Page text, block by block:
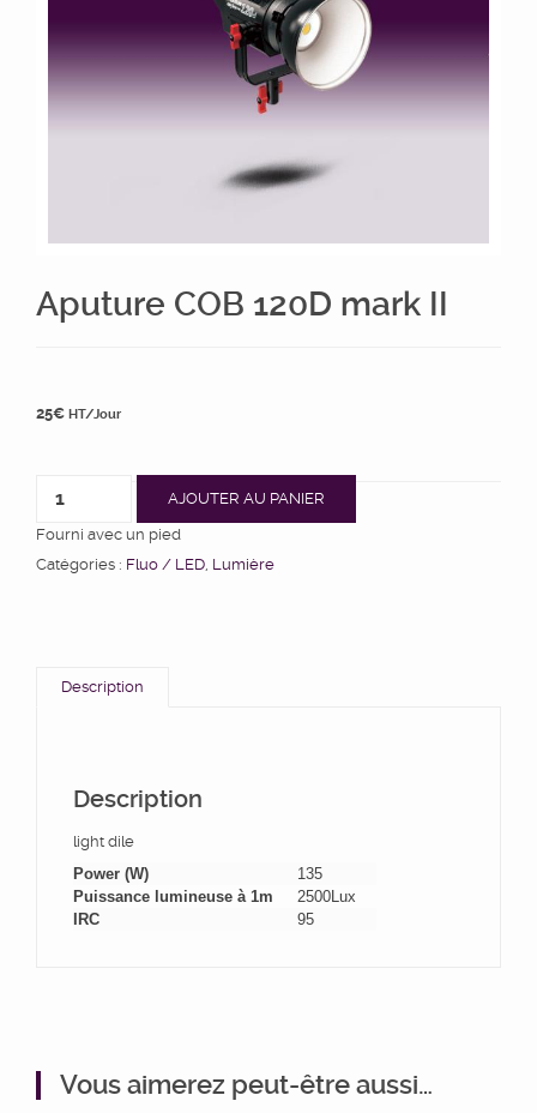
Aputure COB 120D mark II
25€ HT/Jour
AJOUTER AU PANIER
Fourni avec un pied
Catégories : Fluo / LED, Lumière
Description
Description
light dile
Power (W)
135
Puissance lumineuse à 1m
2500Lux
IRC
95
Vous aimerez peut-être aussi…